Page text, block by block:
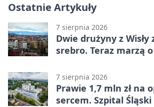
Ostatnie Artykuły
7 sierpnia 2026
Dwie drużyny z Wisły
srebro. Teraz marzą
7 sierpnia 2026
Prawie 1,7 mln zł na
sercem. Szpital